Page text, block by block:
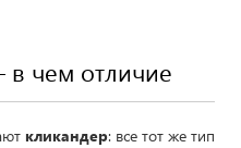
в чем отличие
кликандер: все тот же тип